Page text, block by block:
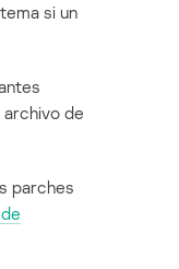
si un
de
parches